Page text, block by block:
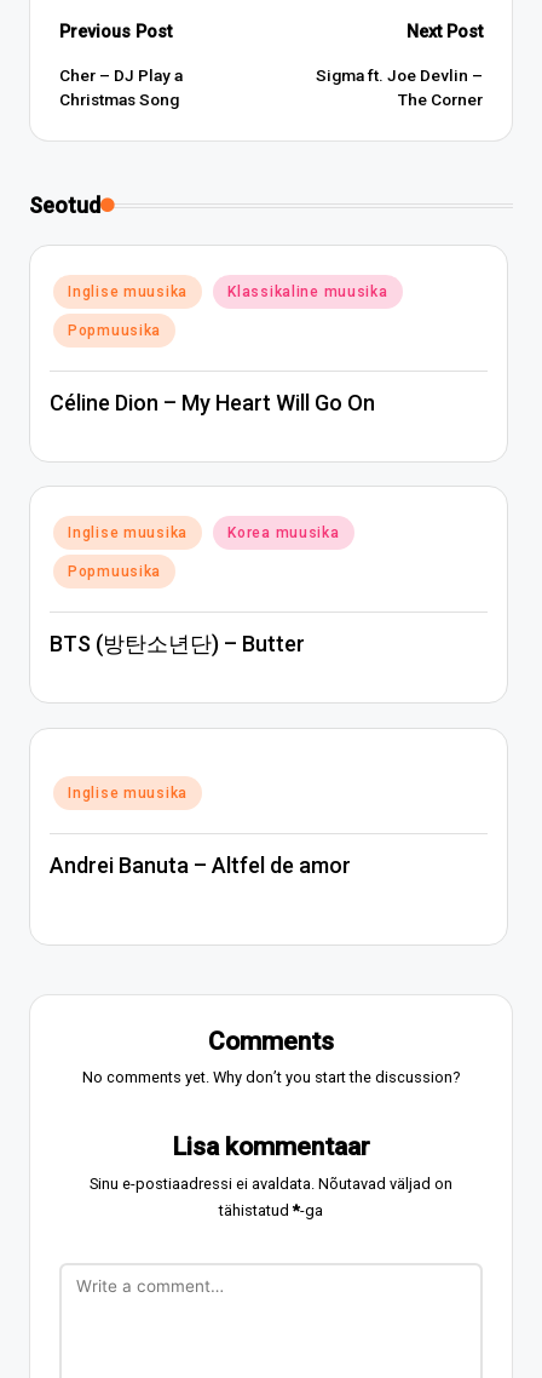
Post
navigation
Previous Post
Cher – DJ Play a
Christmas Song
Next Post
Sigma ft. Joe Devlin –
The Corner
Seotud
Posted
in
Inglise muusika Klassikaline muusika
Popmuusika
Céline Dion – My Heart Will Go On
Posted
in
Inglise muusika Korea muusika
Popmuusika
BTS (방탄소년단) – Butter
Posted
in
Inglise muusika
Andrei Banuta – Altfel de amor
Comments
No comments yet. Why don’t you start the discussion?
Lisa kommentaar
Sinu e-postiaadressi ei avaldata. Nõutavad väljad on
tähistatud*-ga